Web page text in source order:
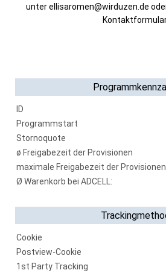
unter ellisaromen@wirduzen.de
ID
Programmstart
Stornoquote
ø Freigabezeit der Provisionen
maximale Freigabezeit der Provisionen
Ø Warenkorb bei ADCELL:
Cookie
Postview-Cookie
1st Party Tracking